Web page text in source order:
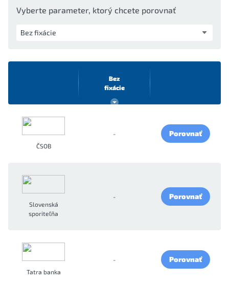
Vyberte parameter, ktorý chcete porovnať
Bez
fixácie
ČSOB
- Porovnať
Slovenská
sporiteľňa
- Porovnať
Tatra banka
- Porovnať